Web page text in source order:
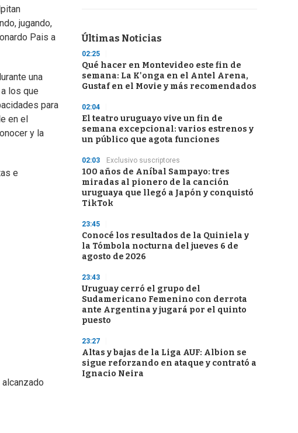
jugando,
Pais a
una
los que
para
en el
y la
e
Últimas Noticias
02:25
Qué hacer en Montevideo este fin de
semana: La K'onga en el Antel Arena,
Gustaf en el Movie y más recomendados
02:04
El teatro uruguayo vive un fin de
semana excepcional: varios estrenos y
un público que agota funciones
02:03 Exclusivo suscriptores
100 años de Aníbal Sampayo: tres
miradas al pionero de la canción
uruguaya que llegó a Japón y conquistó
TikTok
23:45
Conocé los resultados de la Quiniela y
la Tómbola nocturna del jueves 6 de
agosto de 2026
23:43
Uruguay cerró el grupo del
Sudamericano Femenino con derrota
ante Argentina y jugará por el quinto
puesto
23:27
Altas y bajas de la Liga AUF: Albion se
sigue reforzando en ataque y contrató a
Ignacio Neira